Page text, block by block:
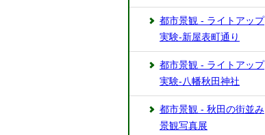
都市景観 - ライトアップ
実験-新屋表町通り
都市景観 - ライトアップ
実験-八幡秋田神社
都市景観 - 秋田の街並み
景観写真展